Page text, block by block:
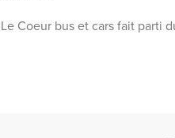
Le Coeur bus et cars fait parti